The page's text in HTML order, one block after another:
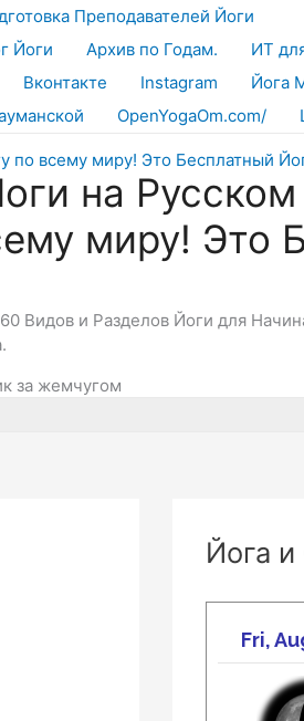
Преподавателей Йоги
Йоги Архив по Годам. ИТ
Вконтакте Instagram Йога
OpenYogaOm.com/
на Русском
миру! Это
Видов и Разделов Йоги для
за жемчугом
Йога